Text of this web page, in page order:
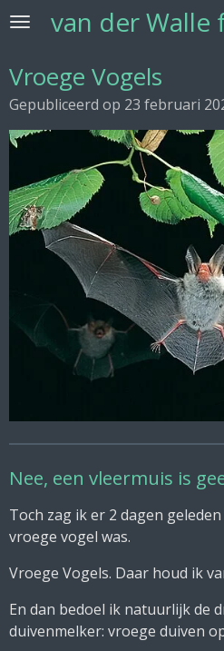
Ga
de
hoofdinhoud
van der
Vroege Vogels
Gepubliceerd op 23 februari
Nee, een vleermuis is
Toch zag ik er 2 dagen
vroege vogel was.
Vroege Vogels. Daar houd ik
En dan bedoel ik natuurlijk de
duivenmelker: vroege duiven